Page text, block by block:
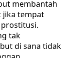
membantah
jika tempat
tak
di sana tidak